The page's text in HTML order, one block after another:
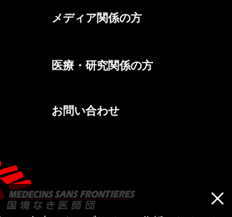
メディア関係の方
医療・研究関係の方
お問い合わせ